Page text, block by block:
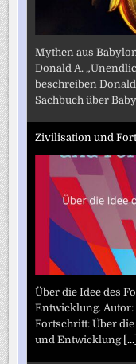
Mythen aus
Donald A.
beschreiben
Sachbuch über
Zivilisation und
Über die Idee des
Entwicklung. Autor:
Fortschritt: Über
und Entwicklung [...]